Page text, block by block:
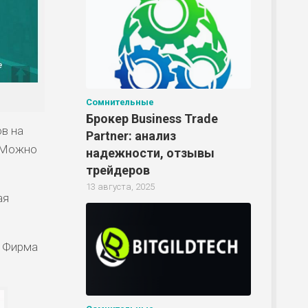
на
Можно
Фирма
Сомнительные
Брокер Business Trade
Partner: анализ
надежности, отзывы
трейдеров
13 августа, 2025